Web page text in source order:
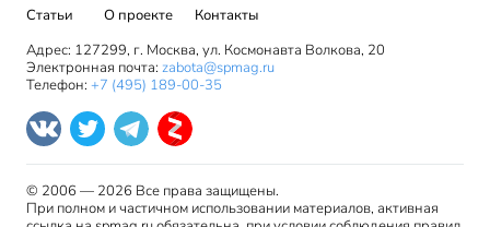
Статьи
О проекте
Контакты
Адрес: 127299, г. Москва, ул. Космонавта Волкова, 20
Электронная почта: zabota@spmag.ru
Телефон: +7 (495) 189-00-35
© 2006 — 2026 Все права защищены.
При полном и частичном использовании материалов, активная